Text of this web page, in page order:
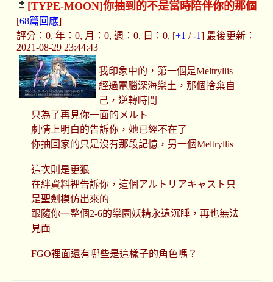
[TYPE-MOON]你抽到的不是當時陪伴你的那個
[68篇回應]
評分：0, 年：0, 月：0, 週：0, 日：0, [+1 /-1] 最後更新：
2021-08-29 23:44:43
我印象中的，第一個是Meltryllis
經過電腦深海樂土，那個捨棄自
己，逆轉時間
只為了再見你一面的メルト
劇情上明白的告訴你，她已經不在了
你抽回家的只是沒有那段記憶，另一個Meltryllis
這次則是更狠
在絆資料裡告訴你，這個アルトリアキャスト只
是聖劍模仿出來的
跟隨你一整個2-6的樂園妖精永遠沉睡，再也無法
見面
FGO裡面還有哪些是這樣子的角色嗎？